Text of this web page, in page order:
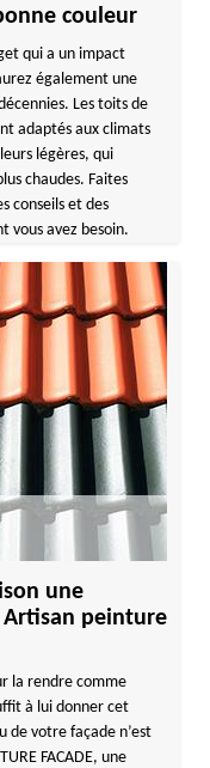
couleur
qui a un impact
également une
Les toits de
adaptés aux climats
légères, qui
chaudes. Faites
conseils et des
vous avez besoin.
une
Artisan peinture
la rendre comme
à lui donner cet
votre façade n’est
FACADE, une